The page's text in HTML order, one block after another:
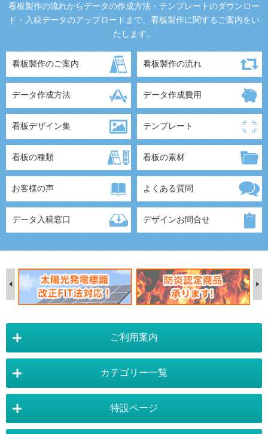
看板製作の流れからデータの作成方法・テンプレートのダウンロー
ド・入稿データのアップロードまで、看板製作に関するご案内をい
たします。
看板製作のご案内 看板製作の流れ
データ作成方法 データ作成費用
看板デザイン集 テンプレート
看板の種類 看板の素材
お客様の声 よくある質問
データ入稿窓口 デザインお問合せ
ご利用案内
店舗詳細情報 カテゴリー一覧
特設ページ